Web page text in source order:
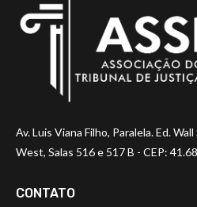
Av. Luis Viana Filho, Paralela. Ed.
West, Salas 516 e 517 B - CEP:
CONTATO